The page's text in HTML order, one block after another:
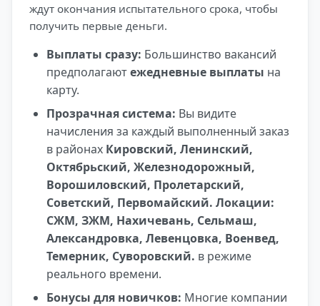
ждут окончания испытательного срока, чтобы
получить первые деньги.
Выплаты сразу: Большинство вакансий
предполагаютежедневные выплаты на
карту.
Прозрачная система: Вы видите
начисления за каждый выполненный заказ
в районах Кировский, Ленинский,
Октябрьский, Железнодорожный,
Ворошиловский, Пролетарский,
Советский, Первомайский. Локации:
СЖМ, ЗЖМ, Нахичевань, Сельмаш,
Александровка, Левенцовка, Военвед,
Темерник, Суворовский. в режиме
реального времени.
Бонусы для новичков: Многие компании